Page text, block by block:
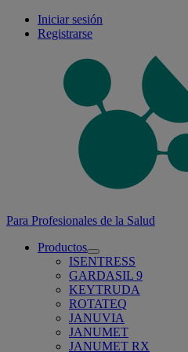
Iniciar sesión
Registrarse
Para Profesionales de la Salud
Productos
Open
submenu
ISENTRESS
GARDASIL 9
KEYTRUDA
ROTATEQ
JANUVIA
JANUMET
JANUMET RX